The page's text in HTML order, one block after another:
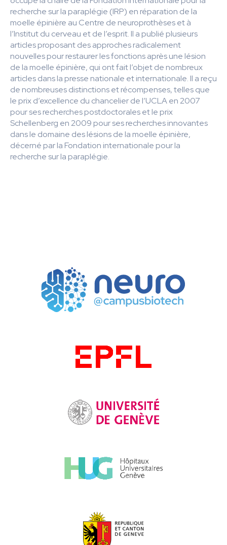
recherche sur la paraplégie (IRP) en réparation de la
moelle épinière au Centre de neuroprothèses et à
l’Institut du cerveau et de l’esprit. Il a publié plusieurs
articles proposant des approches radicalement
nouvelles pour restaurer les fonctions après une lésion
de la moelle épinière, qui ont fait l’objet de nombreux
articles dans la presse nationale et internationale. Il a reçu
de nombreuses distinctions et récompenses, telles que
le prix d’excellence du chancelier de l’UCLA en 2007
pour ses recherches postdoctorales et le prix
Schellenberg en 2009 pour ses recherches innovantes
dans le domaine des lésions de la moelle épinière,
décerné par la Fondation internationale pour la
recherche sur la paraplégie.